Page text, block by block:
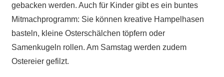
gebacken werden. Auch für Kinder gibt es ein buntes
Mitmachprogramm: Sie können kreative Hampelhasen
basteln, kleine Osterschälchen töpfern oder
Samenkugeln rollen. Am Samstag werden zudem
Ostereier gefilzt.